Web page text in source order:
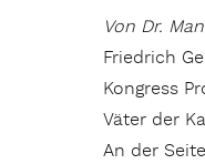
Von Dr.
Friedrich
Kongress
Väter der
An der